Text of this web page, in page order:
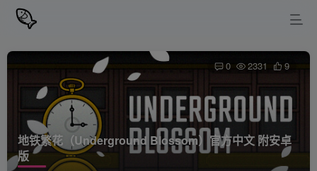
地铁繁花（Underground Blossom）官方中文 附安卓
版
0 2331 9